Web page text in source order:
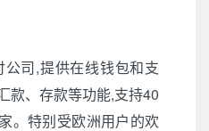
司,提供在线钱包和支
款、存款等功能,支持40
。特别受欧洲用户的欢